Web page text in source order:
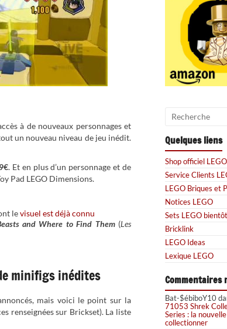
à de nouveaux personnages et
un nouveau niveau de jeu inédit.
. Et en plus d’un personnage et de
Pad LEGO Dimensions.
levisuel est déjà connu
and Where to Find Them (Les
minifigs inédites
mais voici le point sur la
renseignées sur Brickset). La liste
Quelques liens
Shop officiel LEGO
Service Clients
LEGO Briques et
Notices LEGO
Sets LEGO
Bricklink
LEGO Ideas
Lexique LEGO
Commentaires
Bat-$ébiboY10
71053 Shrek
Series : la
collectionner